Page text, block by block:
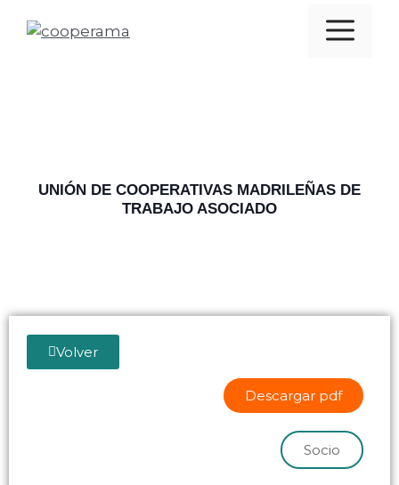
UNIÓN DE COOPERATIVAS MADRILEÑAS DE
TRABAJO ASOCIADO
Volver
Socio
Descargar pdf